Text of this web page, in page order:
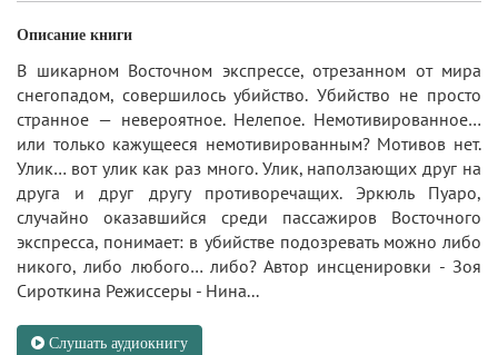
Описание книги
В шикарном Восточном экспрессе, отрезанном от мира
снегопадом, совершилось убийство. Убийство не просто
странное — невероятное. Нелепое. Немотивированное…
или только кажущееся немотивированным? Мотивов нет.
Улик… вот улик как раз много. Улик, наползающих друг на
друга и друг другу противоречащих. Эркюль Пуаро,
случайно оказавшийся среди пассажиров Восточного
экспресса, понимает: в убийстве подозревать можно либо
никого, либо любого… либо? Автор инсценировки - Зоя
Сироткина Режиссеры - Нина...
Слушать аудиокнигу